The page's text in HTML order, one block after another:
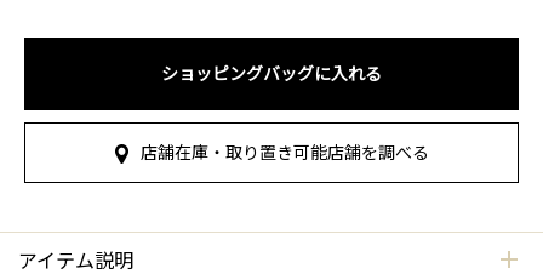
ショッピングバッグに入れる
店舗在庫・取り置き可能店舗を調べる
アイテム説明